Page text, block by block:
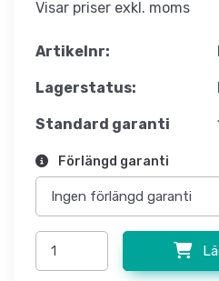
Visar priser exkl. moms
Artikelnr:
Lagerstatus:
Standard garanti
Förlängd garanti